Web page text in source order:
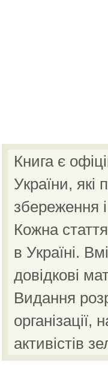
Книга є
України,
збереження
Кожна
в Україні.
довідкові
Видання
організації,
активістів